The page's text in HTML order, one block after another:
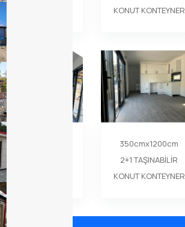
KONUT KONTEYNER
350cmx1200cm
KONUT KONTEYNER
350cmx1200cm
2+1 TAŞINABİLİR
KONUT KONTEYNER